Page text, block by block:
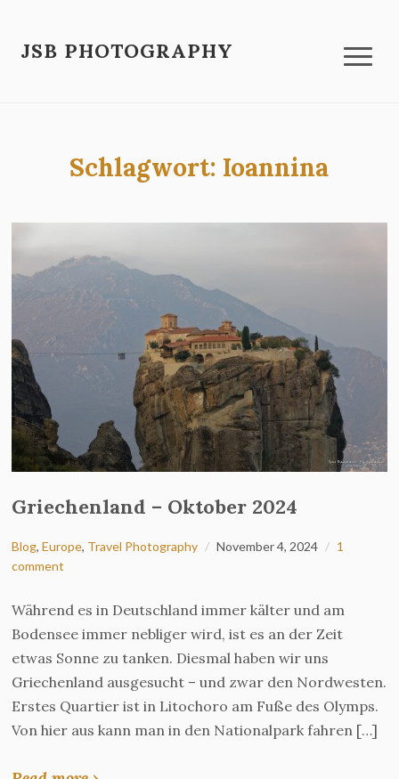
JSB PHOTOGRAPHY
Schlagwort: Ioannina
Griechenland – Oktober 2024
Blog,Europe, Travel Photography November 4, 2024
1
comment
Während es in Deutschland immer kälter und am
Bodensee immer nebliger wird, ist es an der Zeit
etwas Sonne zu tanken. Diesmal haben wir uns
Griechenland ausgesucht – und zwar den Nordwesten.
Erstes Quartier ist in Litochoro am Fuße des Olymps.
Von hier aus kann man in den Nationalpark fahren […]